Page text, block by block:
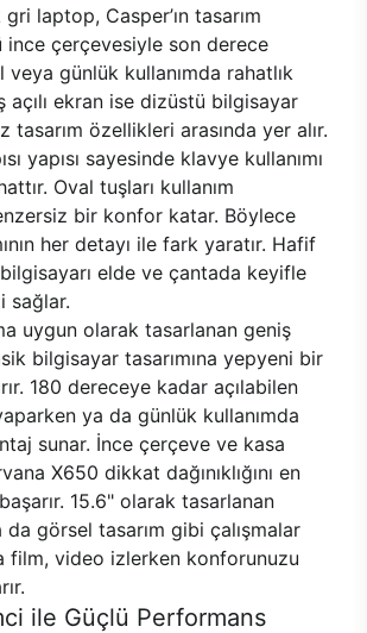
laptop, Casper’ın tasarım
çerçevesiyle son derece
günlük kullanımda rahatlık
açılı ekran ise dizüstü bilgisayar
tasarım özellikleri arasında yer alır.
yapısı sayesinde klavye kullanımı
Oval tuşları kullanım
bir konfor katar. Böylece
her detayı ile fark yaratır. Hafif
elde ve çantada keyifle
sağlar.
uygun olarak tasarlanan geniş
bilgisayar tasarımına yepyeni bir
180 dereceye kadar açılabilen
ya da günlük kullanımda
sunar. İnce çerçeve ve kasa
X650 dikkat dağınıklığını en
15.6" olarak tasarlanan
görsel tasarım gibi çalışmalar
film, video izlerken konforunuzu
ile Güçlü Performans